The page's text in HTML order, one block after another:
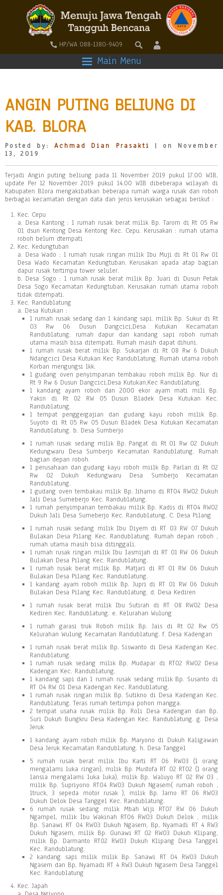
HP/WA 088-1380-9409
Main Menu
ANGIN PUTING BELIUNG DI
KAB. BLORA
Posted by:Achmad Dian Prasakti
| on November
13, 2019
Terjadi Angin puting beliung pada 11 November 2019 pukul 17.00 WIB,
update Per 12 November 2019 pukul 14.00 WIB dibeberapa wilayah di
Kabupaten Blora mengakibatkan beberapa rumah warga rusak dan roboh
berbagai kecamatan dengan data dan jenis kerusakan sebagai berikut :
Kec. Cepu
a. Desa Kantong : 1 rumah rusak berat milik Bp. Tarom di Rt 05 Rw
01 dsun Kentong Desa Kentong Kec. Cepu. Kerusakan : rumah utama
roboh belum dtempati
Kec. Kedungtuban
a. Desa Wado : 1 rumah rusak ringan milik Ibu Muji di Rt 01 Rw 01
Desa Wado Kecamatan Kedungtuban. Kerusakan apada atap bagian
dapur rusak tertimpa tower seluler.
b. Desa Sogo : 1 rumah rusak berat milik Bp. Juari di Dusun Petak
Desa Sogo Kecamatan Kedungtuban. Kerusakan rumah utama roboh
tidak ditempati.
Kec. Randublatung
a. Desa Kutukan :
1 rumah rusak sedang dan 1 kandang sapi. milik Bp. Sukur di Rt
03 Rw 06 Dusun Dangcici,Desa Kutukan Kecamatan
Randublatung. rumah dapur dan kandang sapi roboh rumah
utama masih bisa ditempati. Rumah masih dapat dihuni.
1 rumah rusak berat milik Bp. Sukarjan di Rt 08 Rw 6 Dukuh
Ndangcici Desa Kutukan Kec Randublatung. Rumah utama roboh
Korban mengungsi 1kk.
1 gudang oven penyimpanan tembakau roboh milik Bp. Nur di
Rt 9 Rw 6 Dusun Dangcici,Desa Kutukan,Kec Randublatung.
1 kandang ayam roboh dan 2000 ekor ayam mati mili Bp.
Yakin di Rt 02 RW 05 Dusun Bladek Desa Kutukan Kec.
Randublatung.
1 tempat penggergajian dan gudang kayu roboh milik Bp.
Suyoto di Rt 05 Rw 05 Dusun Bladek Desa Kutukan Kecamatan
Randublatung. b. Desa Sumberjo
1 rumah rusak sedang milik Bp. Pangat di Rt 01 Rw 02 Dukuh
Kedungwaru Desa Sumberjo Kecamatan Randublatung. Rumah
bagian depan roboh.
1 perusahaan dan gudang kayu roboh miilk Bp. Parlan di Rt 02
Rw 02 Dukuh Kedungwaru Desa Sumberjo Kecamatan
Randublatung.
1 gudang oven tembakau milik Bp. Jiharno di RT04 RW02 Dukuh
Jali Desa Sumeberjo Kec. Randublatung.
1 rumah penyimpanan tembakau milik Bp. Kadis di RT04 RW02
Dukuh Jali Desa Sumeberjo Kec. Randublatung. C. Desa Pilang
1 rumah rusak sedang milik Ibu Diyem di RT 03 RW 07 Dukuh
Bulakan Desa Pilang Kec. Randublatung. Rumah depan roboh ,
rumah utama masih bisa ditinggali.
1 rumah rusak ringan milik Ibu Iasmijah di RT 01 RW 06 Dukuh
Bulakan Desa Pilang Kec. Randublatung.
1 rumah rusak berat milik Bp. Matjari di RT 01 RW 06 Dukuh
Bulakan Desa Pilang Kec. Randublatung.
1 kandang ayam roboh milik Bp. Jupri di RT 01 RW 06 Dukuh
Bulakan Desa Pilang Kec. Randublatung. d. Desa Kediren
1 rumah rusak berat milik Ibu Sutirah di RT 08 RW02 Desa
Kediren Kec. Randublatung. e. Kelurahan Wulung
1 rumah garasi truk Roboh milik Bp. Jais di Rt 02 Rw 05
Kelurahan Wulung Kecamatan Randublatung. f. Desa Kadengan
1 rumah rusak berat milik Bp. Siswanto di Desa Kadengan Kec.
Randublatung.
1 rumah rusak sedang milik Bp. Mudapar di RT02 RW02 Desa
Kadengan Kec. Randublatung.
1 kandang sapi dan 1 rumah rusak sedang milik Bp. Susanto di
RT 04 RW 01 Desa Kadengan Kec. Randublatung.
1 rumah rusak ringan milik Bp. Sutikno di Desa Kadengan Kec.
Randublatung. Teras rumah tertimpa pohon mangga.
2 tempat usaha rusak milik Bp. Roli Desa Kadengan dan Bp.
Suri Dukuh Bungkru Desa Kadengan Kec. Randublatung. g. Desa
Jeruk
1 kandang ayam roboh milik Bp. Maryono di Dukuh Kaligawan
Desa Jeruk Kecamatan Randublatung. h. Desa Tanggel
5 rumah rusak berat milik Ibu Karti RT 06 RW03 (1 orang
mengalami luka ringan), milik Bp. Mustofa RT 02 RT02 (1 orang
lansia mengalami luka luka), milik Bp. Waluyo RT 02 RW 03 ,
milik Bp. Supriyono RT04 RW03 Dukuh Ngasem( rumah roboh ,
1truck, 3 sepeda motor rusak ), milik Bp. Jarno RT 06 RW03
Dukuh Delok Desa Tanggel Kec. Randublatung.
6 rumah rusak sedang milik Mbah Wiji RT07 RW 06 Dukuh
Ngampel, milik Ibu Wakinah RT06 RW03 Dukuh Delok , milik
Bp. Sanawi RT 04 RW03 Dukuh Ngasem, Bp, Nyamadi RT 4 RW3
Dukuh Ngasem, milik Bp. Gunawi RT 02 RW03 Dukuh Klipang,
milik Bp. Darmanto RT02 RW03 Dukuh Klipang Desa Tanggel
Kec. Randublatung.
2 kandang sapi milik milik Bp. Sanawi RT 04 RW03 Dukuh
Ngasem dan Bp, Nyamadi RT 4 RW3 Dukuh Ngasem Desa Tanggel
Kec. Randublatung
Kec. Japah